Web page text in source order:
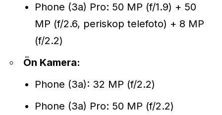
Phone (3a) Pro: 50 MP (f/1.9) + 50
MP (f/2.6, periskop telefoto) + 8 MP
(f/2.2)
Ön Kamera:
Phone (3a): 32 MP (f/2.2)
Phone (3a) Pro: 50 MP (f/2.2)